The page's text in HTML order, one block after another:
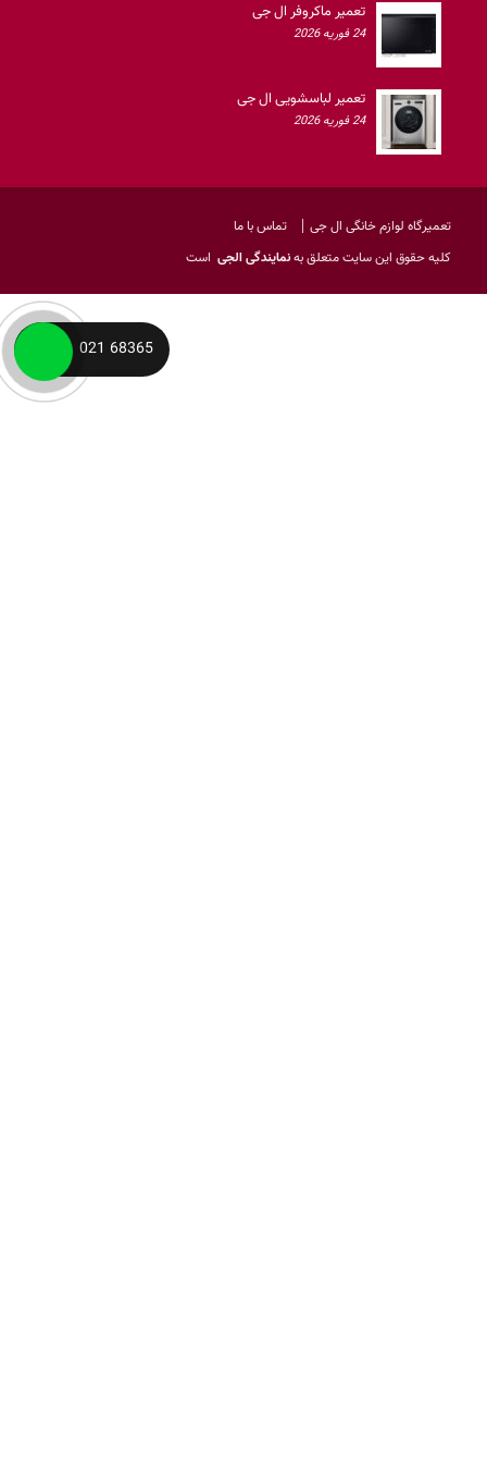
تعمیر ماکروفر ال جی
24 فوریه 2026
تعمیر لباسشویی ال جی
24 فوریه 2026
تماس با ما
تعمیرگاه لوازم خانگی ال جی
کليه حقوق اين سايت متعلق بهنمایندگی الجی است
68365 021